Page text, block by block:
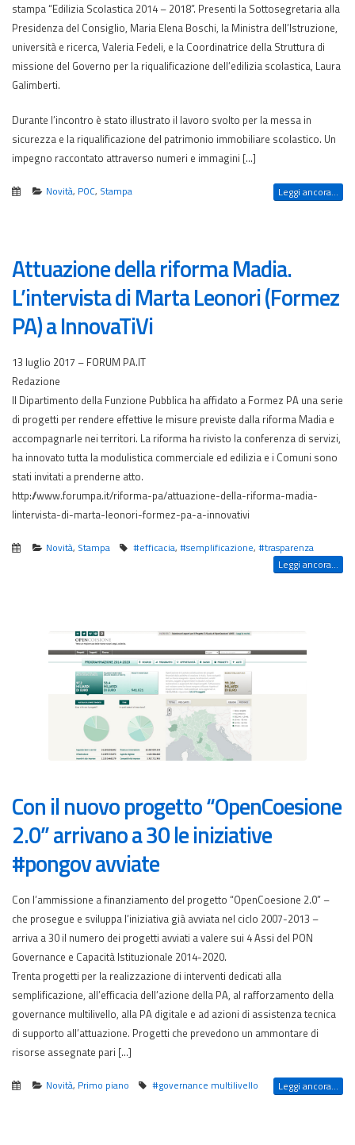
stampa “Edilizia Scolastica 2014 – 2018”. Presenti la Sottosegretaria alla
Presidenza del Consiglio, Maria Elena Boschi, la Ministra dell’Istruzione,
università e ricerca, Valeria Fedeli, e la Coordinatrice della Struttura di
missione del Governo per la riqualificazione dell’edilizia scolastica, Laura
Galimberti.
Durante l’incontro è stato illustrato il lavoro svolto per la messa in
sicurezza e la riqualificazione del patrimonio immobiliare scolastico. Un
impegno raccontato attraverso numeri e immagini […]
Novità, POC, Stampa Leggi ancora...
Attuazione della riforma Madia.
L’intervista di Marta Leonori (Formez
PA) a InnovaTiVi​
13 luglio 2017 – FORUM PA.IT
Redazione
Il Dipartimento della Funzione Pubblica ha affidato a Formez PA una serie
di progetti per rendere effettive le misure previste dalla riforma Madia e
accompagnarle nei territori. La riforma ha rivisto la conferenza di servizi,
ha innovato tutta la modulistica commerciale ed edilizia e i Comuni sono
stati invitati a prenderne atto.
http://www.forumpa.it/riforma-pa/attuazione-della-riforma-madia-
lintervista-di-marta-leonori-formez-pa-a-innovativi
Novità, Stampa #efficacia,#semplificazione,#trasparenza
Leggi ancora...
Con il nuovo progetto “OpenCoesione
2.0” arrivano a 30 le iniziative
#pongov avviate
Con l’ammissione a finanziamento del progetto “OpenCoesione 2.0” –
che prosegue e sviluppa l’iniziativa già avviata nel ciclo 2007-2013 –
arriva a 30 il numero dei progetti avviati a valere sui 4 Assi del PON
Governance e Capacità Istituzionale 2014-2020.
Trenta progetti per la realizzazione di interventi dedicati alla
semplificazione, all’efficacia dell’azione della PA, al rafforzamento della
governance multilivello, alla PA digitale e ad azioni di assistenza tecnica
di supporto all’attuazione. Progetti che prevedono un ammontare di
risorse assegnate pari […]
Novità, Primo piano #governance multilivello Leggi ancora...